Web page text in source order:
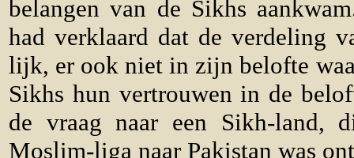
belangen van de Sikhs
had verklaard dat de verdeling
lijk, er ook niet in zijn belofte
Sikhs hun vertrouwen in de
de vraag naar een Sikh-land,
Moslim-liga naar Pakistan was